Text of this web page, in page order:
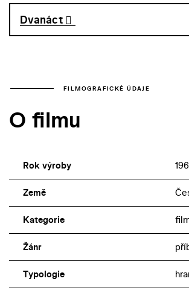
Dvanáct
FILMOGRAFICKÉ ÚDAJE
O filmu
Rok výroby
Země
Kategorie
Žánr
Typologie